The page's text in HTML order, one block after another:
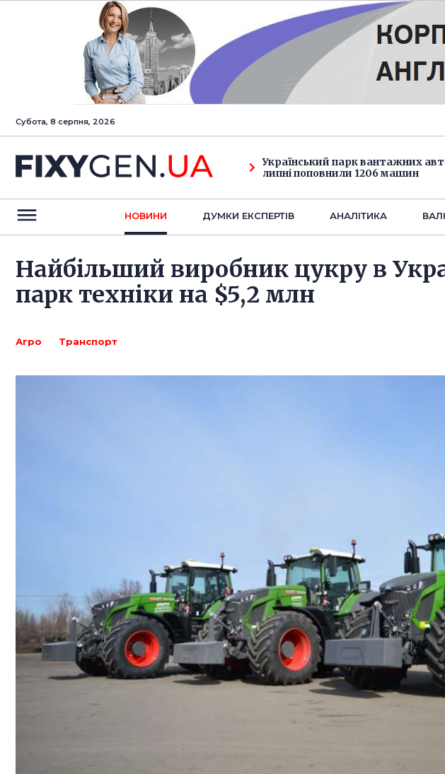
Субота, 8 серпня, 2026
Український парк вантажних
липні поповнили 1206 машин
НОВИНИ ДУМКИ ЕКСПЕРТIВ АНАЛIТИКА
Найбільший виробник цукру в
парк техніки на $5,2 млн
Агро Транспорт